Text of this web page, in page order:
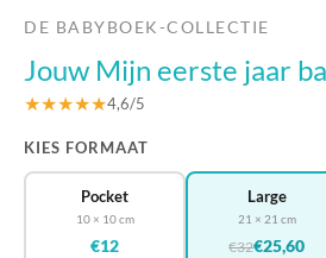
DE BABYBOEK-COLLECTIE
Jouw Mijn eerste jaar
★★★★★4,6/5
KIES FORMAAT
Pocket
10 × 10 cm
€12
Large
21 × 21 cm
€32€25,60